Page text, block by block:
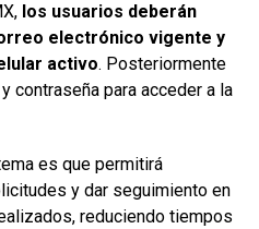
los usuarios deberán
electrónico vigente y
activo. Posteriormente
contraseña para acceder a la
es que permitirá
y dar seguimiento en
reduciendo tiempos